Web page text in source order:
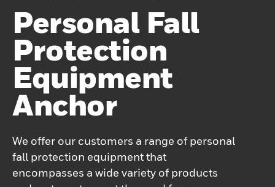
Personal Fall
Protection
Equipment
Anchor
We offer our customers a range of personal
fall protection equipment that
encompasses a wide variety of products